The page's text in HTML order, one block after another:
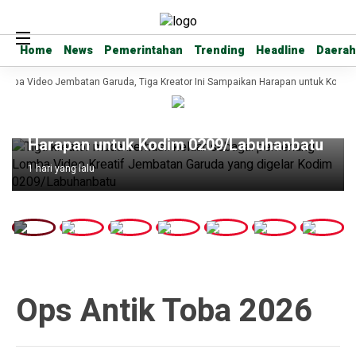
Home News Pemerintahan Trending Headline Daerah
Home News Pemerintahan Trending Headline Daerah
Video Jembatan Garuda, Tiga Kreator Ini Sampaikan Harapan untuk
Headline
Raih Juara Lomba Video Jembatan
Harapan untuk Kodim 0209/Labuhanbatu
1 hari yang lalu
Ops Antik Toba 2026